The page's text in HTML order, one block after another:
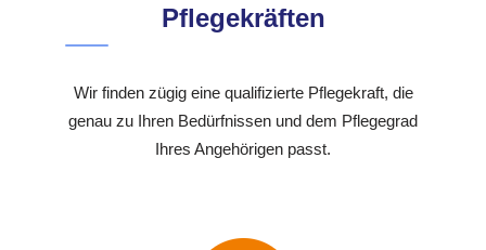
Pflegekräften
Wir finden zügig eine qualifizierte Pflegekraft, die
genau zu Ihren Bedürfnissen und dem Pflegegrad
Ihres Angehörigen passt.